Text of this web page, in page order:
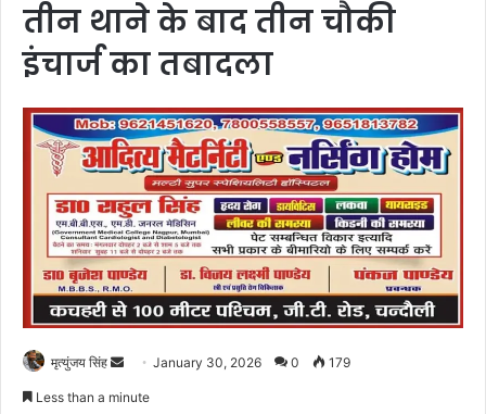
तीन थाने के बाद तीन चौकी
इंचार्ज का तबादला
मृत्युंजय सिंह
SendJanuary 30, 2026 0 179
Less than a minute